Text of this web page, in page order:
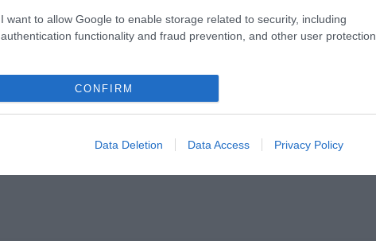
I want to allow Google to enable storage related to security, including
authentication functionality and fraud prevention, and other user protection.
CONFIRM
Data Deletion Data Access Privacy Policy